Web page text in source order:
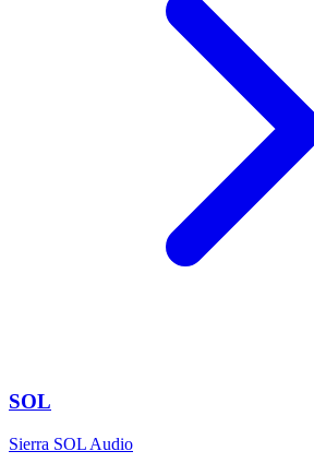
SOL
Sierra SOL Audio